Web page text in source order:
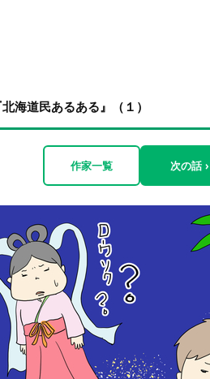
海道民あるある』（１）
作家一覧 次の話 ›